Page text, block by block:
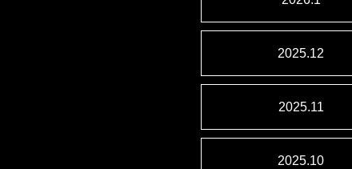
2025.12
2025.11
2025.10